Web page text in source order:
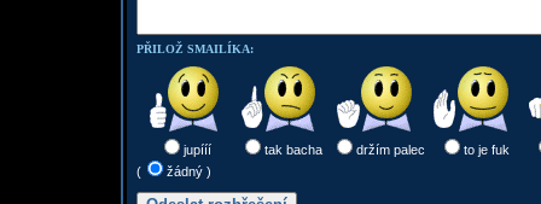
PŘILOŽ SMAILÍKA:
jupííí tak bacha držím palec
to je fuk
(
žádný )